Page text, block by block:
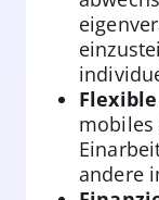
mobiles
andere